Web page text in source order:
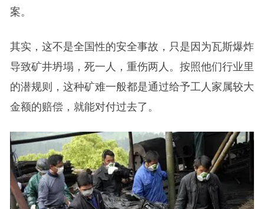
案。
其实，这不是全国性的安全事故，只是因为瓦斯爆炸
导致矿井坍塌，死一人，重伤两人。按照他们行业里
的潜规则，这种矿难一般都是通过给予工人家属较大
金额的赔偿，就能对付过去了。